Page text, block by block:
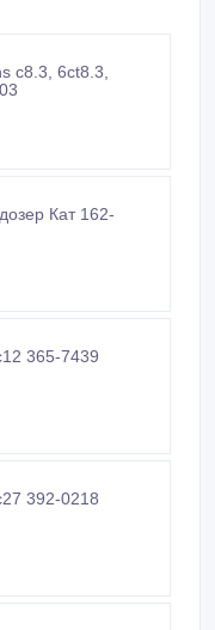
c8.3, 6ct8.3,
Кат 162-
365-7439
392-0218